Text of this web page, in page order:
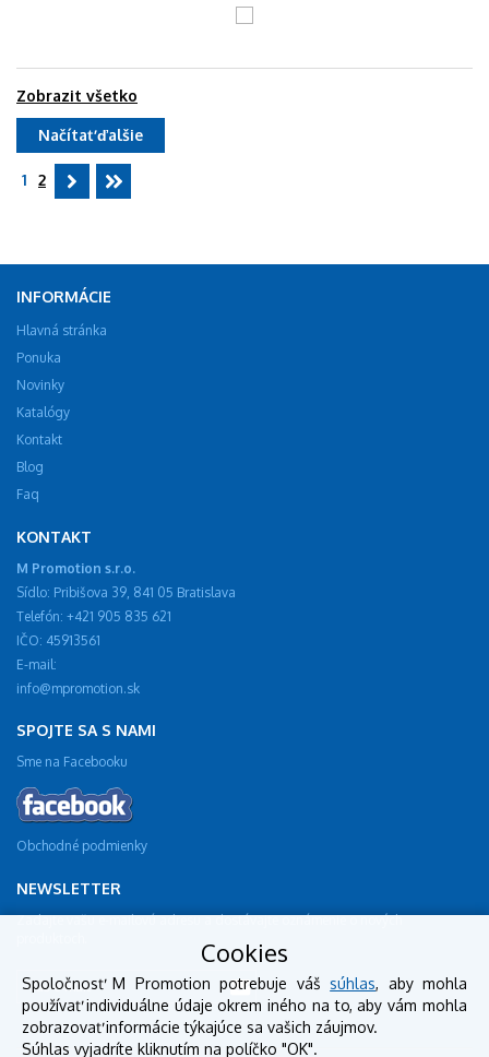
Zobrazit všetko
Načítať ďalšie
1 2
INFORMÁCIE
Hlavná stránka
Ponuka
Novinky
Katalógy
Kontakt
Blog
Faq
KONTAKT
M Promotion s.r.o.
Sídlo: Pribišova 39, 841 05 Bratislava
Telefón: +421 905 835 621
IČO: 45913561
E-mail:
info@mpromotion.sk
SPOJTE SA S NAMI
Sme na Facebooku
Obchodné podmienky
NEWSLETTER
Zadajte vašu e-mailovú adresu a dostávajte oznámenie o nových
Cookies
Spoločnosť M Promotion potrebuje vášsúhlas, aby mohla
používať individuálne údaje okrem iného na to, aby vám mohla
zobrazovať informácie týkajúce sa vašich záujmov.
Súhlas vyjadríte kliknutím na políčko "OK".